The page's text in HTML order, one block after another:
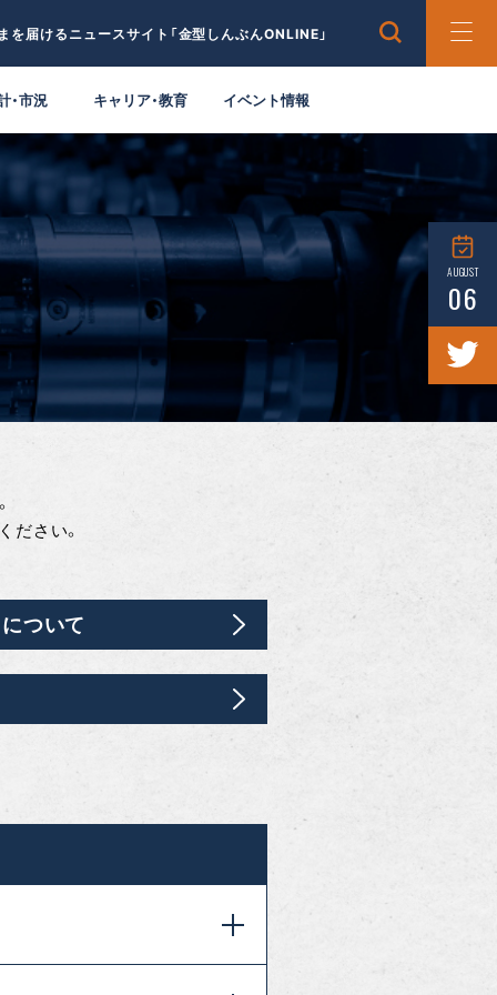
を届けるニュースサイト「金型しんぶんONLINE」
・市況 キャリア・教育 イベント情報
AUGUST
06
ださい。
ついて